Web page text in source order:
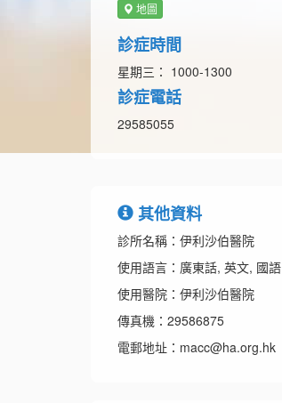
地圖
診症時間
星期三： 1000-1300
診症電話
29585055
其他資料
診所名稱：伊利沙伯醫院
使用語言：廣東話, 英文, 國語
使用醫院：伊利沙伯醫院
傳真機：29586875
電郵地址：macc@ha.org.hk